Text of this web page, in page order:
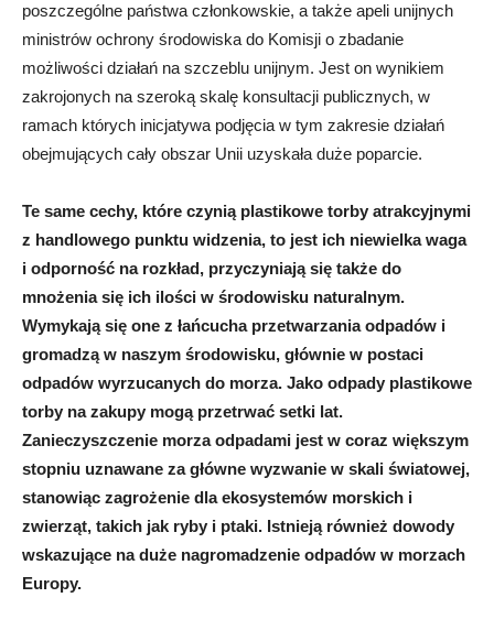
poszczególne państwa członkowskie, a także apeli unijnych
ministrów ochrony środowiska do Komisji o zbadanie
możliwości działań na szczeblu unijnym. Jest on wynikiem
zakrojonych na szeroką skalę konsultacji publicznych, w
ramach których inicjatywa podjęcia w tym zakresie działań
obejmujących cały obszar Unii uzyskała duże poparcie.
Te same cechy, które czynią plastikowe torby atrakcyjnymi
z handlowego punktu widzenia, to jest ich niewielka waga
i odporność na rozkład, przyczyniają się także do
mnożenia się ich ilości w środowisku naturalnym.
Wymykają się one z łańcucha przetwarzania odpadów i
gromadzą w naszym środowisku, głównie w postaci
odpadów wyrzucanych do morza. Jako odpady plastikowe
torby na zakupy mogą przetrwać setki lat.
Zanieczyszczenie morza odpadami jest w coraz większym
stopniu uznawane za główne wyzwanie w skali światowej,
stanowiąc zagrożenie dla ekosystemów morskich i
zwierząt, takich jak ryby i ptaki. Istnieją również dowody
wskazujące na duże nagromadzenie odpadów w morzach
Europy.